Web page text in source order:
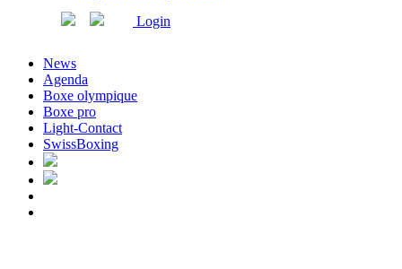
Login
News
Agenda
Boxe olympique
Boxe pro
Light-Contact
SwissBoxing